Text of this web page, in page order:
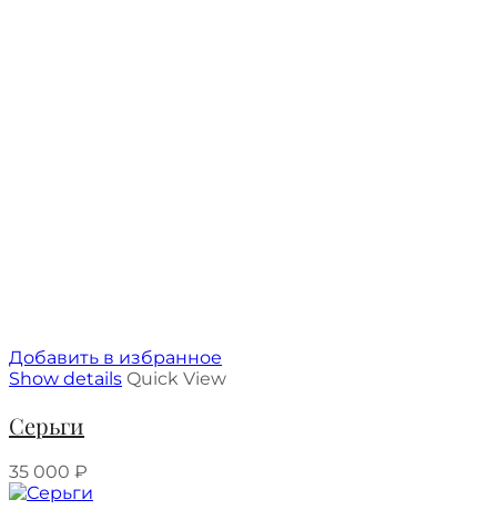
Добавить в избранное
Show details Quick View
Серьги
35 000 ₽